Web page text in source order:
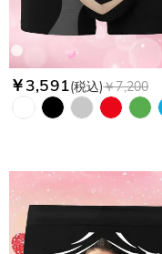
￥3,591(税込)￥7,200